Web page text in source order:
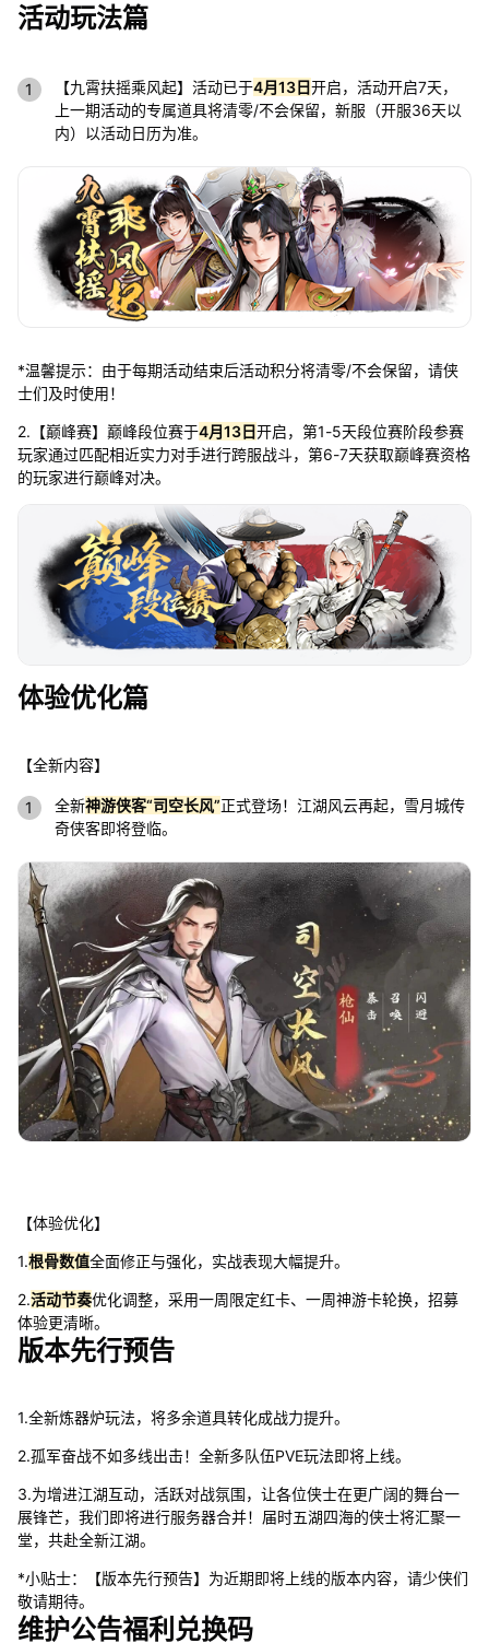
活动玩法篇
【九霄扶摇乘风起】活动已于4月13日开启，活动开启7天，
上一期活动的专属道具将清零/不会保留，新服（开服36天以
内）以活动日历为准。
*温馨提示：由于每期活动结束后活动积分将清零/不会保留，请侠
士们及时使用！
2.【巅峰赛】巅峰段位赛于4月13日开启，第1-5天段位赛阶段参赛
玩家通过匹配相近实力对手进行跨服战斗，第6-7天获取巅峰赛资格
的玩家进行巅峰对决。
体验优化篇
【全新内容】
全新神游侠客“司空长风”正式登场！江湖风云再起，雪月城传
奇侠客即将登临。
【体验优化】
1.根骨数值全面修正与强化，实战表现大幅提升。
2.活动节奏优化调整，采用一周限定红卡、一周神游卡轮换，招募
体验更清晰。
版本先行预告
1.全新炼器炉玩法，将多余道具转化成战力提升。
2.孤军奋战不如多线出击！全新多队伍PVE玩法即将上线。
3.为增进江湖互动，活跃对战氛围，让各位侠士在更广阔的舞台一
展锋芒，我们即将进行服务器合并！届时五湖四海的侠士将汇聚一
堂，共赴全新江湖。
*小贴士：【版本先行预告】为近期即将上线的版本内容，请少侠们
敬请期待。
维护公告福利兑换码